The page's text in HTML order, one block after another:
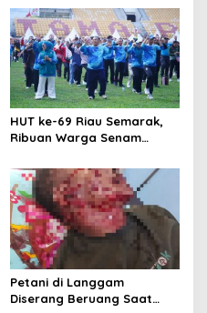
Abadi dan Warga Mak
Teduh Masuki Babak Baru
HUT ke-69 Riau Semarak,
Ribuan Warga Senam
dan Resmikan Kantor KONI
Petani di Langgam
Diserang Beruang Saat